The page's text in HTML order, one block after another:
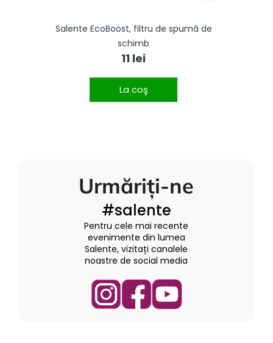
Salente EcoBoost, filtru de spumă de
schimb
11 lei
La coş
Urmăriți-ne
#salente
Pentru cele mai recente
evenimente din lumea
Salente, vizitați canalele
noastre de social media